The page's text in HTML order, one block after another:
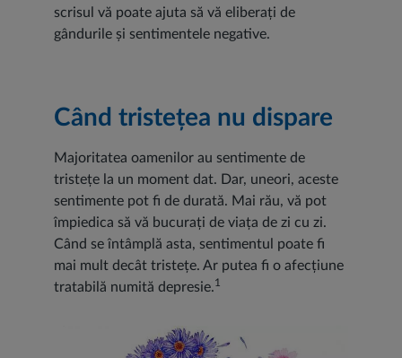
scrisul vă poate ajuta să vă eliberați de
gândurile și sentimentele negative.
Când tristețea nu dispare
Majoritatea oamenilor au sentimente de
tristețe la un moment dat. Dar, uneori, aceste
sentimente pot fi de durată. Mai rău, vă pot
împiedica să vă bucurați de viața de zi cu zi.
Când se întâmplă asta, sentimentul poate fi
mai mult decât tristețe. Ar putea fi o afecțiune
tratabilă numită depresie.1